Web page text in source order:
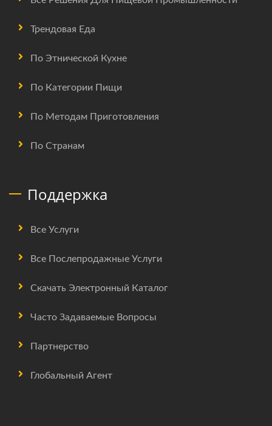
Трендовая Еда
По Этнической Кухне
По Категории Пищи
По Методам Приготовления
По Странам
Поддержка
Все Услуги
Все Послепродажные Услуги
Скачать Электронный Каталог
Часто Задаваемые Вопросы
Партнерство
Глобальный Агент